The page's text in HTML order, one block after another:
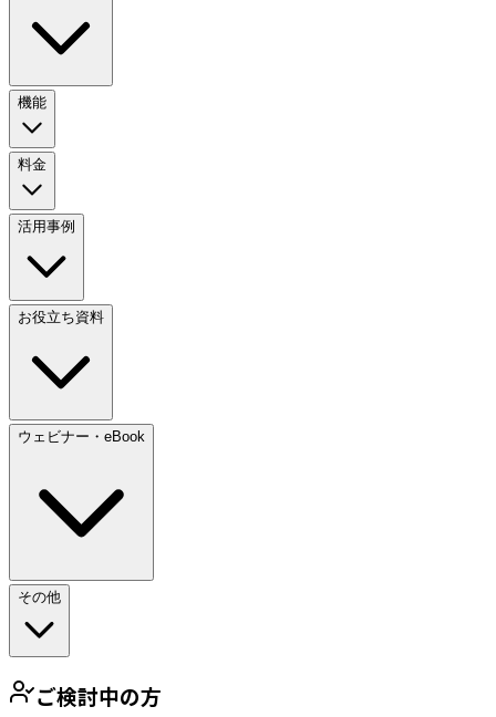
機能
料金
活用事例
お役立ち資料
ウェビナー・eBook
その他
ご検討中の方